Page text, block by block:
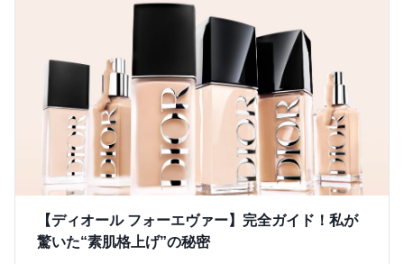
【ディオール フォーエヴァー】完全ガイド！私が
驚いた“素肌格上げ”の秘密